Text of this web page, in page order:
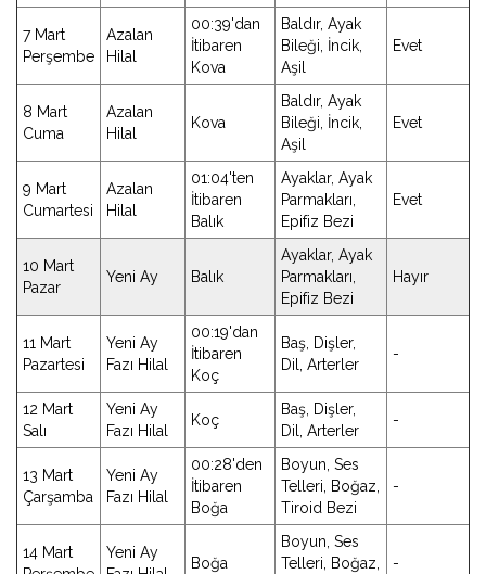
7 Mart
Perşembe
Azalan
Hilal
00:39'dan
İtibaren
Kova
Baldır, Ayak
Bileği, İncik,
Aşil
Evet
8 Mart
Cuma
Azalan
Hilal
Kova
Baldır, Ayak
Bileği, İncik,
Aşil
Evet
9 Mart
Cumartesi
Azalan
Hilal
01:04'ten
İtibaren
Balık
Ayaklar, Ayak
Parmakları,
Epifiz Bezi
Evet
10 Mart
Pazar
Yeni Ay Balık
Ayaklar, Ayak
Parmakları,
Epifiz Bezi
Hayır
11 Mart
Pazartesi
Yeni Ay
Fazı Hilal
00:19'dan
İtibaren
Koç
Baş, Dişler,
Dil, Arterler
-
12 Mart
Salı
Yeni Ay
Fazı Hilal
Koç
Baş, Dişler,
Dil, Arterler
-
13 Mart
Çarşamba
Yeni Ay
Fazı Hilal
00:28'den
İtibaren
Boğa
Boyun, Ses
Telleri, Boğaz,
Tiroid Bezi
-
14 Mart
Yeni Ay
Boğa
Boyun, Ses
Telleri, Boğaz,
-